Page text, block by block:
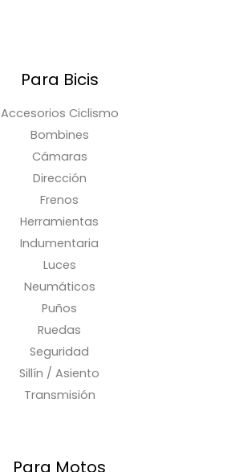
Para Bicis
Accesorios Ciclismo
Bombines
Cámaras
Dirección
Frenos
Herramientas
Indumentaria
Luces
Neumáticos
Puños
Ruedas
Seguridad
Sillín / Asiento
Transmisión
Para Motos